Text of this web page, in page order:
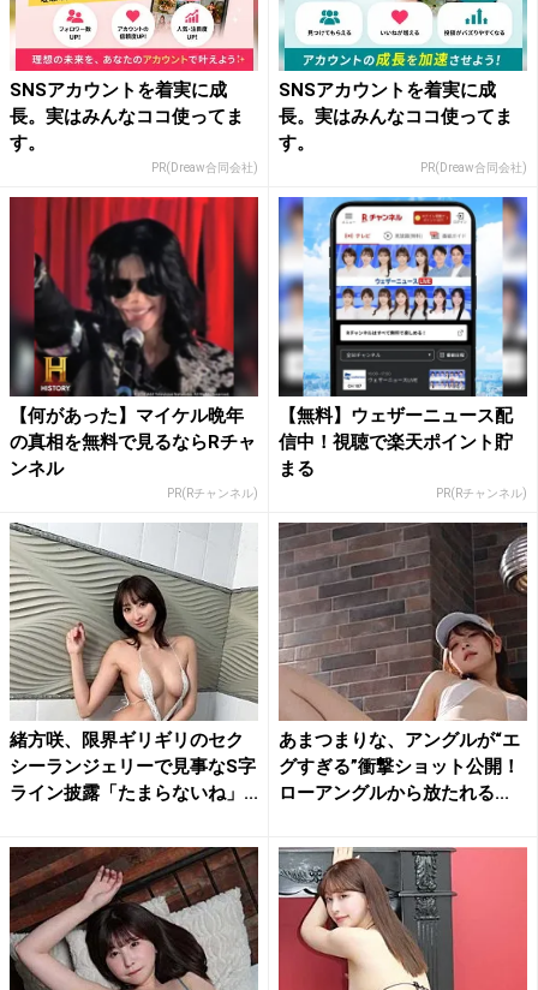
SNSアカウントを着実に成
長。実はみんなココ使ってま
す。
PR(Dreaw合同会社)
SNSアカウントを着実に成
長。実はみんなココ使ってま
す。
PR(Dreaw合同会社)
【何があった】マイケル晩年
の真相を無料で見るならRチャ
ンネル
PR(Rチャンネル)
【無料】ウェザーニュース配
信中！視聴で楽天ポイント貯
まる
PR(Rチャンネル)
緒方咲、限界ギリギリのセク
シーランジェリーで見事なS字
ライン披露「たまらないね」...
あまつまりな、アングルが“エ
グすぎる”衝撃ショット公開！
ローアングルから放たれる...